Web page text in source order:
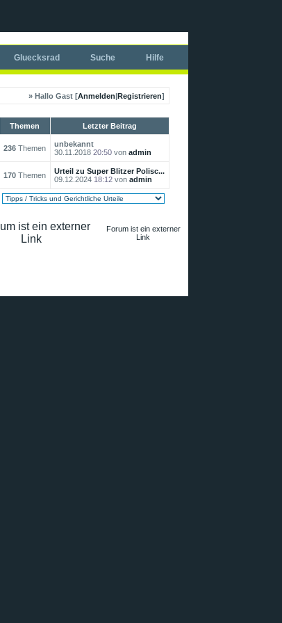
Gluecksrad Suche Hilfe
» Hallo Gast [Anmelden|Registrieren]
Themen Letzter Beitrag
236Themen
unbekannt
30.11.2018 20:50von admin
170Themen
Urteil zu Super Blitzer Polisc...
09.12.2024 18:12von admin
Forum ist ein externer
Link